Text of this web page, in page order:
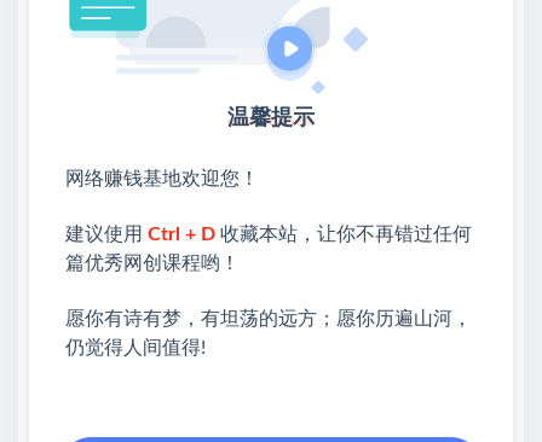
【抖音基础系统知识】第二章第七节直播间话术设
【抖音基础系统知识】第二章第八节直播间预热技
台的使用.mp4
【抖音基础系统知识】第三章第二节小店随心推怎么
玩.mp4
温馨提示
网络赚钱基地欢迎您！
建议使用 Ctrl + D 收藏本站，让你不再错过任何
篇优秀网创课程哟！
愿你有诗有梦，有坦荡的远方；愿你历遍山河，
仍觉得人间值得!